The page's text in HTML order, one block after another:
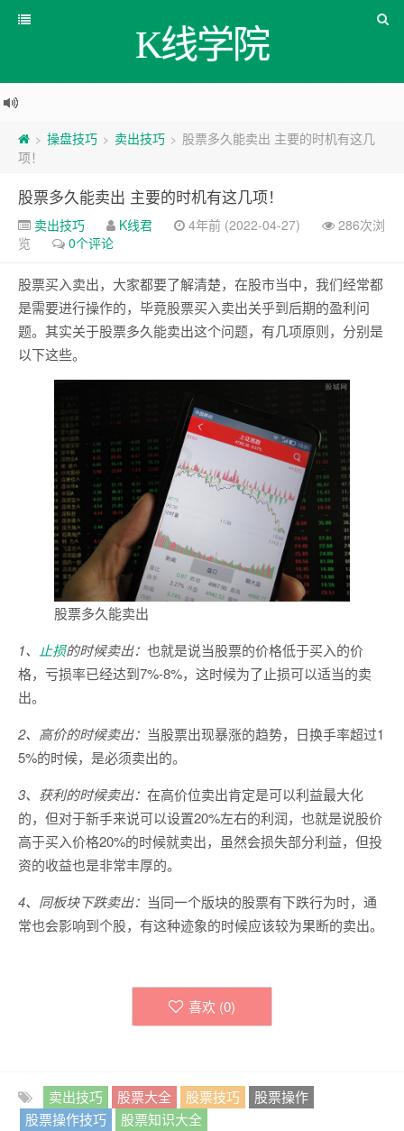
K线学院
> 操盘技巧 > 卖出技巧 > 股票多久能卖出 主要的时机有这几
项！
股票多久能卖出 主要的时机有这几项！
卖出技巧 K线君 4年前 (2022-04-27)
286次浏
览
0个评论
股票买入卖出，大家都要了解清楚，在股市当中，我们经常都
是需要进行操作的，毕竟股票买入卖出关乎到后期的盈利问
题。其实关于股票多久能卖出这个问题，有几项原则，分别是
以下这些。
股票多久能卖出
1、 止损的时候卖出： 也就是说当股票的价格低于买入的价
格，亏损率已经达到7%-8%，这时候为了止损可以适当的卖
出。
2、高价的时候卖出： 当股票出现暴涨的趋势，日换手率超过1
5%的时候，是必须卖出的。
3、获利的时候卖出： 在高价位卖出肯定是可以利益最大化
的，但对于新手来说可以设置20%左右的利润，也就是说股价
高于买入价格20%的时候就卖出，虽然会损失部分利益，但投
资的收益也是非常丰厚的。
4、同板块下跌卖出： 当同一个版块的股票有下跌行为时，通
常也会影响到个股，有这种迹象的时候应该较为果断的卖出。
喜欢 (0)
卖出技巧 股票大全 股票技巧
股票操作
股票操作技巧
股票知识大全